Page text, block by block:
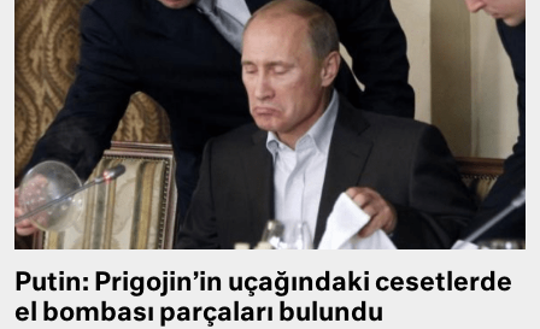
Putin: Prigojin’in uçağındaki cesetlerde
el bombası parçaları bulundu